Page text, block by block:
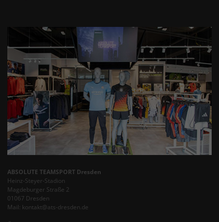
ABSOLUTE TEAMSPORT Dresden
Heinz-Steyer-Stadion
Magdeburger Straße 2
01067 Dresden
Mail: kontakt@ats-dresden.de